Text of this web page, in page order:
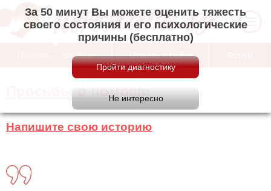
За 50 минут Вы можете оценить тяжесть
своего состояния и его психологические
причины (бесплатно)
Просьбы о помощи Отзывы о сайте
Просьбы о помощи
Напишите свою историю